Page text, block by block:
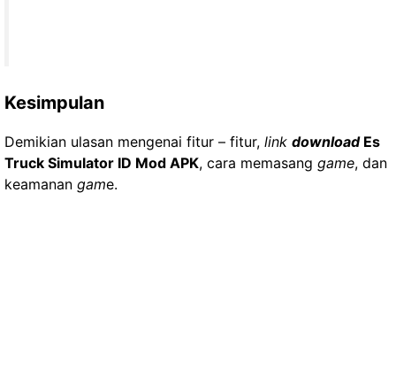
Kesimpulan
Demikian ulasan mengenai fitur – fitur, link download Es
Truck Simulator ID Mod APK, cara memasang game, dan
keamanan game.